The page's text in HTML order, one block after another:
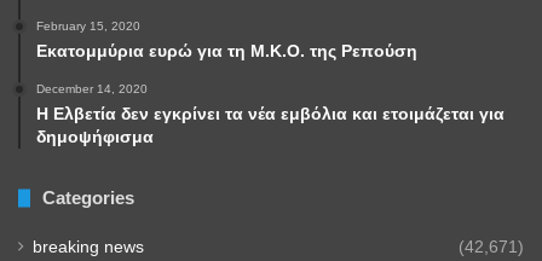
February 15, 2020
Εκατομμύρια ευρώ για τη Μ.Κ.Ο. της Ρεπούση
December 14, 2020
Η Ελβετία δεν εγκρίνει τα νέα εμβόλια και ετοιμάζεται για
δημοψήφισμα
Categories
breaking news (42,671)